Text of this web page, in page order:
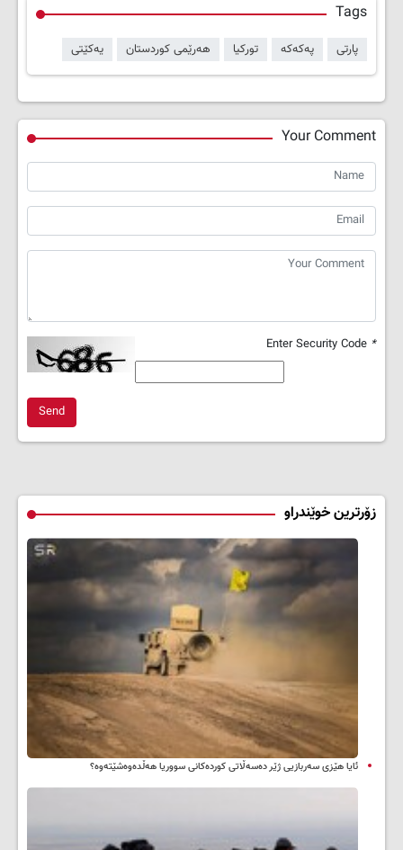
Tags
پارتی پەکەکە تورکیا هەرێمی کوردستان یەکێتی
Your Comment
*
Send
زۆرترین خوێندراو
ئایا هێزی سەربازیی ژێر دەسەڵاتی کوردەکانی سووریا هەڵدەوەشێتەوە؟